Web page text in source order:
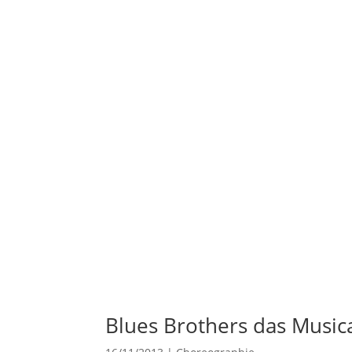
Blues Brothers das